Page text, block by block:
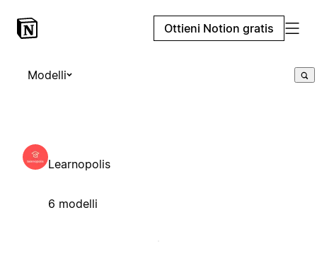
Ottieni Notion gratis
Modelli
Learnopolis
6 modelli